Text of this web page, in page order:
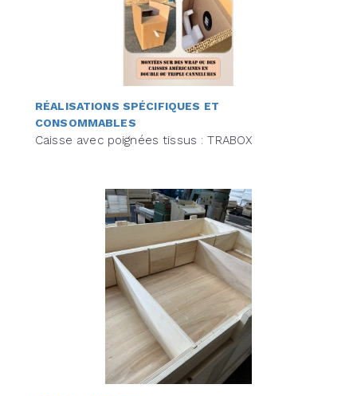
RÉALISATIONS SPÉCIFIQUES ET
CONSOMMABLES
Caisse avec poignées tissus : TRABOX